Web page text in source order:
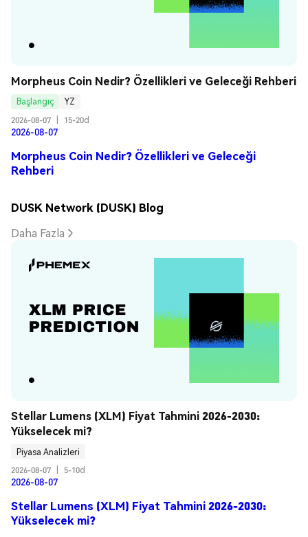
Morpheus Coin Nedir? Özellikleri ve Geleceği Rehberi
Başlangıç
YZ
2026-08-07
15-20d
2026-08-07
Morpheus Coin Nedir? Özellikleri ve Geleceği
Rehberi
DUSK Network (DUSK) Blog
Daha Fazla
Stellar Lumens (XLM) Fiyat Tahmini 2026-2030:
Yükselecek mi?
Piyasa Analizleri
2026-08-07
5-10d
2026-08-07
Stellar Lumens (XLM) Fiyat Tahmini 2026-2030:
Yükselecek mi?